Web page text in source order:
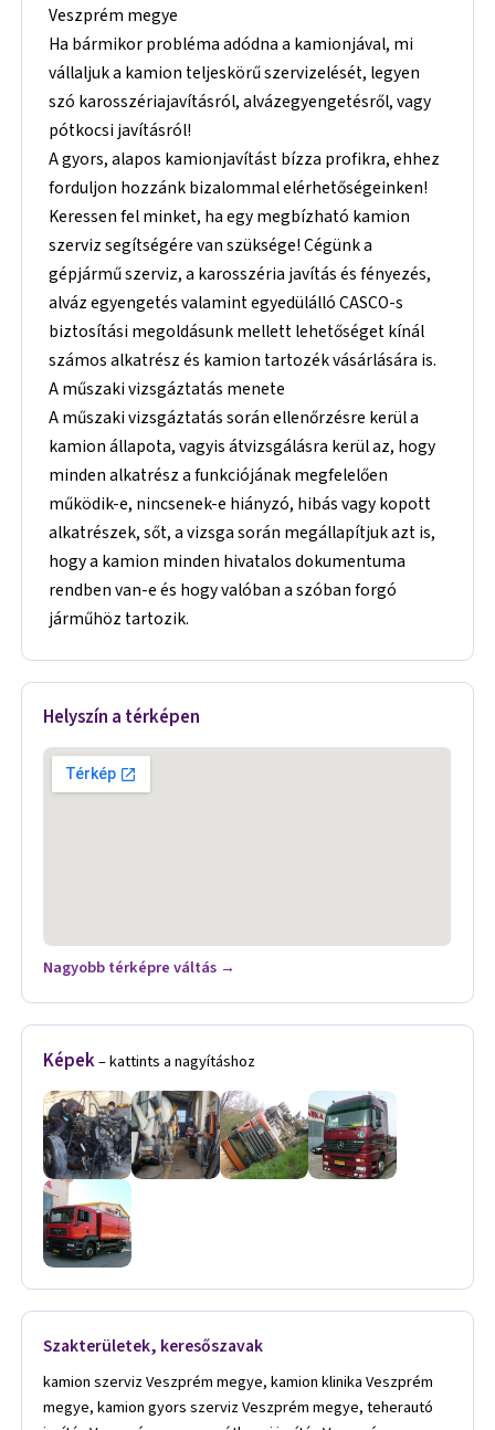
Veszprém megye
Ha bármikor probléma adódna a kamionjával, mi
vállaljuk a kamion teljeskörű szervizelését, legyen
szó karosszériajavításról, alvázegyengetésről, vagy
pótkocsi javításról!
A gyors, alapos kamionjavítást bízza profikra, ehhez
forduljon hozzánk bizalommal elérhetőségeinken!
Keressen fel minket, ha egy megbízható kamion
szerviz segítségére van szüksége! Cégünk a
gépjármű szerviz, a karosszéria javítás és fényezés,
alváz egyengetés valamint egyedülálló CASCO-s
biztosítási megoldásunk mellett lehetőséget kínál
számos alkatrész és kamion tartozék vásárlására is.
A műszaki vizsgáztatás menete
A műszaki vizsgáztatás során ellenőrzésre kerül a
kamion állapota, vagyis átvizsgálásra kerül az, hogy
minden alkatrész a funkciójának megfelelően
működik-e, nincsenek-e hiányzó, hibás vagy kopott
alkatrészek, sőt, a vizsga során megállapítjuk azt is,
hogy a kamion minden hivatalos dokumentuma
rendben van-e és hogy valóban a szóban forgó
járműhöz tartozik.
Helyszín a térképen
Nagyobb térképre váltás →
Képek– kattints a nagyításhoz
Szakterületek, keresőszavak
kamion szerviz Veszprém megye, kamion klinika Veszprém
megye, kamion gyors szerviz Veszprém megye, teherautó